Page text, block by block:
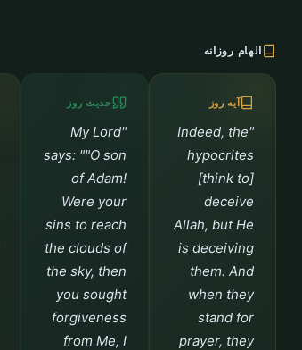
الهام روزانه
آیه روز
"Indeed, the
hypocrites
[think to]
deceive
Allah, but He
is deceiving
them. And
when they
stand for
prayer, they
حدیث روز
"My Lord
says: ""O son
of Adam!
Were your
sins to reach
the clouds of
the sky, then
you sought
forgiveness
from Me, I